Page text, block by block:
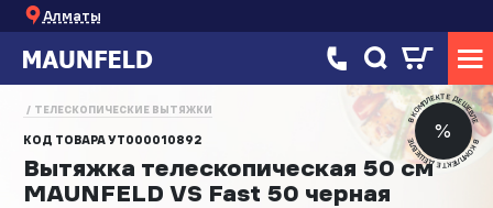
Алматы
%
В КОМПЛЕКТЕ ДЕШЕВЛЕ
В КОМПЛЕКТЕ ДЕШЕВЛЕ
ТЕЛЕСКОПИЧЕСКИЕ ВЫТЯЖКИ
КОД ТОВАРАУТ000010892
Вытяжка телескопическая 50 см
MAUNFELD VS Fast 50 черная